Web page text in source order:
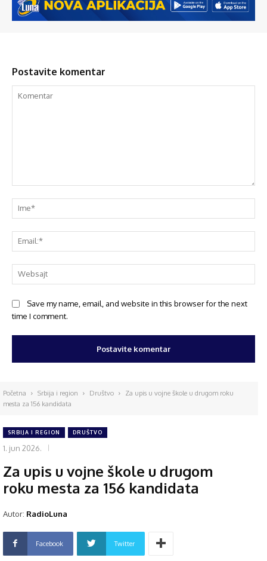
Postavite komentar
Save my name, email, and website in this browser for the next
time I comment.